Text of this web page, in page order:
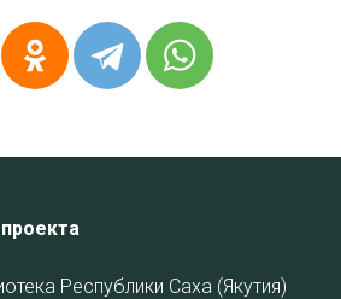
Республики Саха (Якутия)